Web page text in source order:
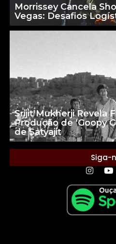
Morrissey Cancela
Vegas: Desafios
Srijit Mukherji Revela
Produção de ‘Goopy
de Satyajit
Siga-